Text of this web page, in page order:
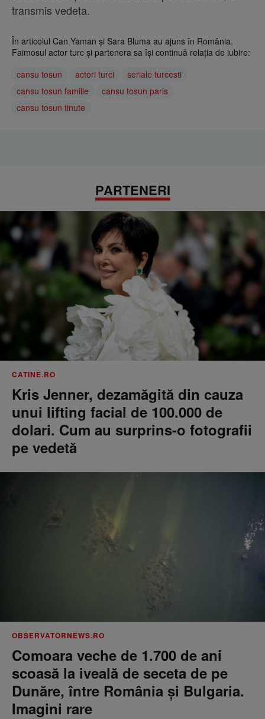
transmis vedeta.
În articolul Can Yaman și Sara Bluma au ajuns în România.
Faimosul actor turc și partenera sa își continuă relația de iubire:
cansu tosun
actori turci
seriale turcesti
cansu tosun familie
cansu tosun paris
cansu tosun tinute
PARTENERI
CATINE.RO
Kris Jenner, dezamăgită din cauza
unui lifting facial de 100.000 de
dolari. Cum au surprins-o fotografii
pe vedetă
OBSERVATORNEWS.RO
Comoara veche de 1.700 de ani
scoasă la iveală de seceta de pe
Dunăre, între România şi Bulgaria.
Imagini rare